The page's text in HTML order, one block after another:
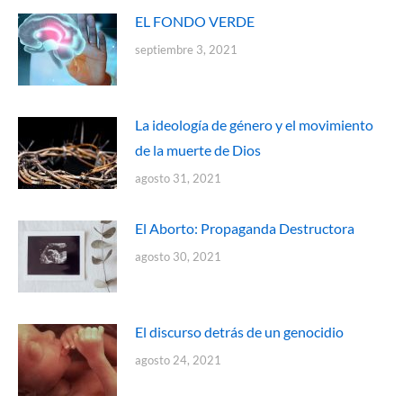
EL FONDO VERDE
septiembre 3, 2021
La ideología de género y el movimiento
de la muerte de Dios
agosto 31, 2021
El Aborto: Propaganda Destructora
agosto 30, 2021
El discurso detrás de un genocidio
agosto 24, 2021